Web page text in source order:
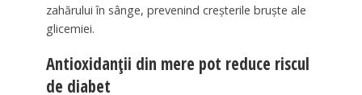
zahărului în sânge, prevenind creșterile bruște ale
glicemiei.
Antioxidanții din mere pot reduce riscul
de diabet